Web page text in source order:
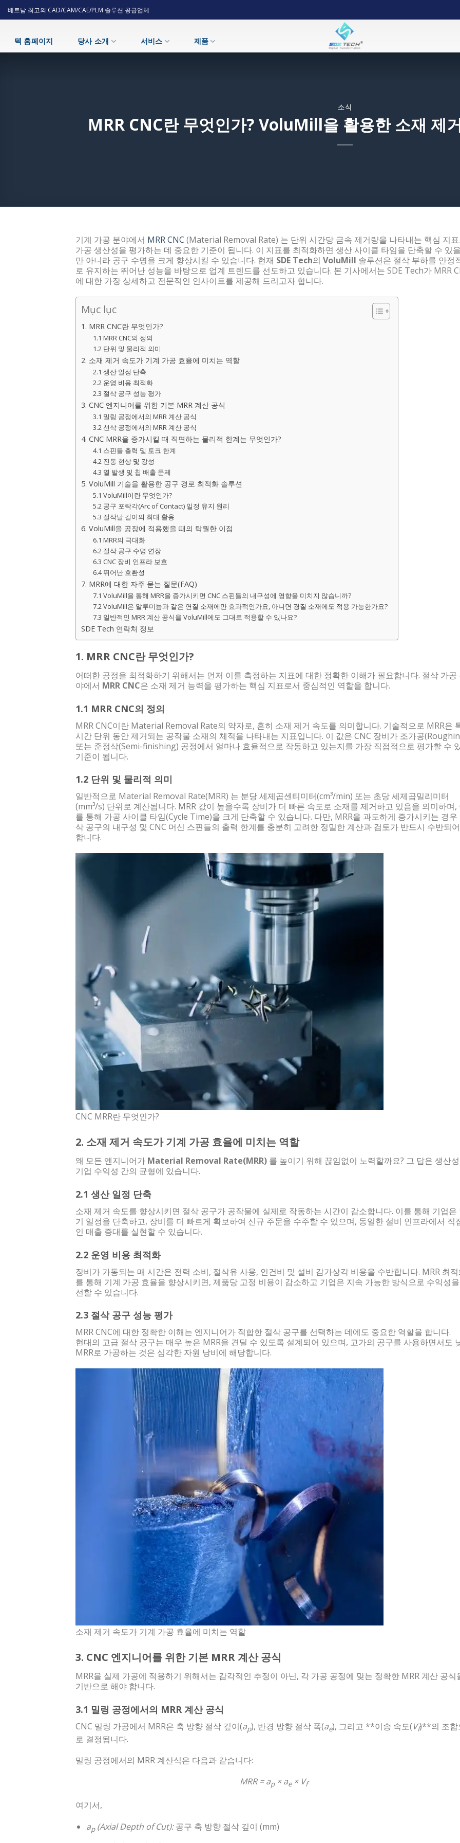
Skip
to
베트남 최고의 CAD/CAM/CAE/PLM 솔루션 공급업체
텍 홈페이지 당사 소개 서비스 제품
소식
MRR CNC란 무엇인가? VoluMill을 활용한 소재 제
기계 가공 분야에서 MRR CNC (Material Removal Rate) 는 단위 시간당 금속 제거량을 나타내는 핵심 지
가공 생산성을 평가하는 데 중요한 기준이 됩니다. 이 지표를 최적화하면 생산 사이클 타임을 단축할 수 있
만 아니라 공구 수명을 크게 향상시킬 수 있습니다. 현재 SDE Tech의 VoluMill 솔루션은 절삭 부하를 안정
로 유지하는 뛰어난 성능을 바탕으로 업계 트렌드를 선도하고 있습니다. 본 기사에서는 SDE Tech가 MRR
에 대한 가장 상세하고 전문적인 인사이트를 제공해 드리고자 합니다.
Mục lục
1. MRR CNC란 무엇인가?
1.1 MRR CNC의 정의
1.2 단위 및 물리적 의미
2. 소재 제거 속도가 기계 가공 효율에 미치는 역할
2.1 생산 일정 단축
2.2 운영 비용 최적화
2.3 절삭 공구 성능 평가
3. CNC 엔지니어를 위한 기본 MRR 계산 공식
3.1 밀링 공정에서의 MRR 계산 공식
3.2 선삭 공정에서의 MRR 계산 공식
4. CNC MRR을 증가시킬 때 직면하는 물리적 한계는 무엇인가?
4.1 스핀들 출력 및 토크 한계
4.2 진동 현상 및 강성
4.3 열 발생 및 칩 배출 문제
5. VoluMill 기술을 활용한 공구 경로 최적화 솔루션
5.1 VoluMill이란 무엇인가?
5.2 공구 포락각(Arc of Contact) 일정 유지 원리
5.3 절삭날 길이의 최대 활용
6. VoluMill을 공장에 적용했을 때의 탁월한 이점
6.1 MRR의 극대화
6.2 절삭 공구 수명 연장
6.3 CNC 장비 인프라 보호
6.4 뛰어난 호환성
7. MRR에 대한 자주 묻는 질문(FAQ)
7.1 VoluMill을 통해 MRR을 증가시키면 CNC 스핀들의 내구성에 영향을 미치지 않습니까?
7.2 VoluMill은 알루미늄과 같은 연질 소재에만 효과적인가요, 아니면 경질 소재에도 적용 가능한가요?
7.3 일반적인 MRR 계산 공식을 VoluMill에도 그대로 적용할 수 있나요?
SDE Tech 연락처 정보
1. MRR CNC란 무엇인가?
어떠한 공정을 최적화하기 위해서는 먼저 이를 측정하는 지표에 대한 정확한 이해가 필요합니다. 절삭 가공
야에서 MRR CNC은 소재 제거 능력을 평가하는 핵심 지표로서 중심적인 역할을 합니다.
1.1 MRR CNC의 정의
MRR CNC이란 Material Removal Rate의 약자로, 흔히 소재 제거 속도를 의미합니다. 기술적으로 MRR은
시간 단위 동안 제거되는 공작물 소재의 체적을 나타내는 지표입니다. 이 값은 CNC 장비가 조가공
또는 준정삭(Semi-finishing) 공정에서 얼마나 효율적으로 작동하고 있는지를 가장 직접적으로 평가할 수
기준이 됩니다.
1.2 단위 및 물리적 의미
일반적으로 Material Removal Rate(MRR) 는 분당 세제곱센티미터(cm³/min) 또는 초당 세제곱밀리미터
(mm³/s) 단위로 계산됩니다. MRR 값이 높을수록 장비가 더 빠른 속도로 소재를 제거하고 있음을 의미하며,
를 통해 가공 사이클 타임(Cycle Time)을 크게 단축할 수 있습니다. 다만, MRR을 과도하게 증가시키는 경우
삭 공구의 내구성 및 CNC 머신 스핀들의 출력 한계를 충분히 고려한 정밀한 계산과 검토가 반드시 수반되
합니다.
CNC MRR란 무엇인가?
2. 소재 제거 속도가 기계 가공 효율에 미치는 역할
왜 모든 엔지니어가 Material Removal Rate(MRR) 를 높이기 위해 끊임없이 노력할까요? 그 답은 생산
기업 수익성 간의 균형에 있습니다.
2.1 생산 일정 단축
소재 제거 속도를 향상시키면 절삭 공구가 공작물에 실제로 작동하는 시간이 감소합니다. 이를 통해 기업은
기 일정을 단축하고, 장비를 더 빠르게 확보하여 신규 주문을 수주할 수 있으며, 동일한 설비 인프라에서 직
인 매출 증대를 실현할 수 있습니다.
2.2 운영 비용 최적화
장비가 가동되는 매 시간은 전력 소비, 절삭유 사용, 인건비 및 설비 감가상각 비용을 수반합니다. MRR 최
를 통해 기계 가공 효율을 향상시키면, 제품당 고정 비용이 감소하고 기업은 지속 가능한 방식으로 수익성
선할 수 있습니다.
2.3 절삭 공구 성능 평가
MRR CNC에 대한 정확한 이해는 엔지니어가 적합한 절삭 공구를 선택하는 데에도 중요한 역할을 합니다.
현대의 고급 절삭 공구는 매우 높은 MRR을 견딜 수 있도록 설계되어 있으며, 고가의 공구를 사용하면서도
MRR로 가공하는 것은 심각한 자원 낭비에 해당합니다.
소재 제거 속도가 기계 가공 효율에 미치는 역할
3. CNC 엔지니어를 위한 기본 MRR 계산 공식
MRR을 실제 가공에 적용하기 위해서는 감각적인 추정이 아닌, 각 가공 공정에 맞는 정확한 MRR 계산 공식
기반으로 해야 합니다.
3.1 밀링 공정에서의 MRR 계산 공식
CNC 밀링 가공에서 MRR은 축 방향 절삭 깊이(ap), 반경 방향 절삭 폭(ae), 그리고 **이송 속도(Vf)**의 조합
로 결정됩니다.
밀링 공정에서의 MRR 계산식은 다음과 같습니다:
MRR = ap× ae× Vf
여기서,
ap(Axial Depth of Cut):공구 축 방향 절삭 깊이 (mm)